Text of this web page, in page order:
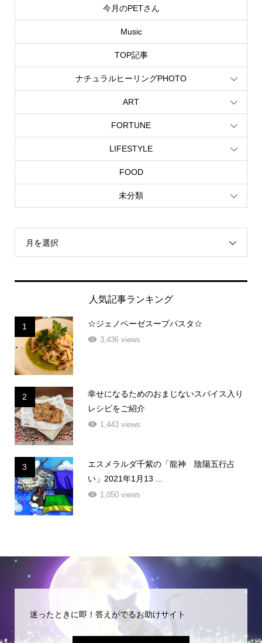
今月のPETさん
Music
TOP記事
ナチュラルヒーリングPHOTO
ART
FORTUNE
LIFESTYLE
FOOD
未分類
月を選択
人気記事ランキング
1 ☆ジェノベーゼスープパスタ☆
3,436 views
2
幸せになるためのおまじないスパイス入り
レシピをご紹介
1,443 views
3
エスメラルダ千紫の「龍神 陰陽五行占
い」2021年1月13 ...
1,050 views
迷ったときに即！答えがでるお助けサイト